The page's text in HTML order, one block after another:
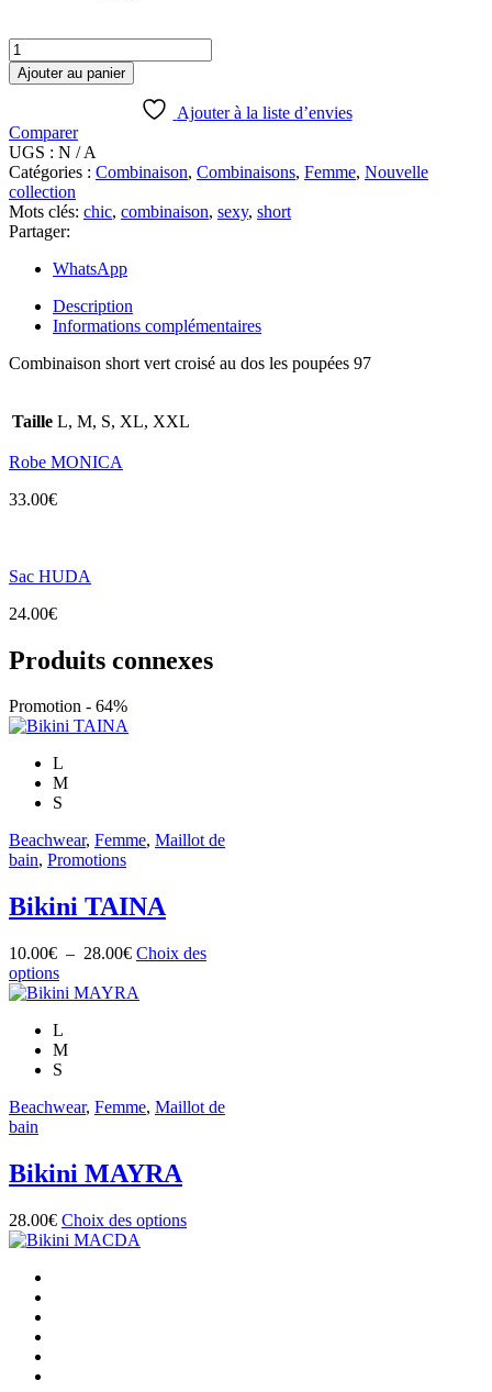
quantité
de
Combinaison
Ajouter au panier
Ajouter à la liste d’envies
Comparer
UGS : N / A
Catégories : Combinaison, Combinaisons, Femme, Nouvelle
collection
Mots clés: chic, combinaison, sexy, short
Partager:
WhatsApp
Description
Informations complémentaires
Combinaison short vert croisé au dos les poupées 97
Taille L, M, S, XL, XXL
Robe MONICA
33.00€
Sac HUDA
24.00€
Produits connexes
Promotion - 64%
L
M
S
Beachwear, Femme, Maillot de
bain, Promotions
Bikini TAINA
10.00€ – 28.00€Plage
prix :
Choix des
optionsCe
produit
plusieurs
variations.
Les
peuvent
sur
la
du
produit
L
M
S
Beachwear, Femme, Maillot de
bain
Bikini MAYRA
28.00€ Choix des optionsCe